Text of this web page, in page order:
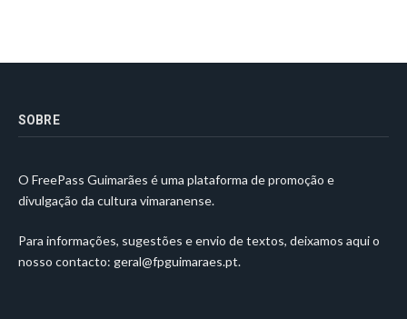
SOBRE
O FreePass Guimarães é uma plataforma de promoção e
divulgação da cultura vimaranense.
Para informações, sugestões e envio de textos, deixamos aqui o
nosso contacto: geral@fpguimaraes.pt.